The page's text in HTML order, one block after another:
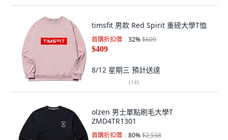
timsfit 男款 Red Spirit 重磅大學T恤
首購折扣價 32%$609
$409
8/12 星期三 預計送達
(14)
olzen 男士單點刷毛大學T
ZMD4TR1301
首購折扣價 80%$2,538